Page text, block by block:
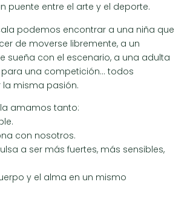
puente entre el arte y el deporte.
podemos encontrar a una niña que
de moverse libremente, a un
sueña con el escenario, a una adulta
una competición… todos
misma pasión.
amamos tanto:
con nosotros.
a ser más fuertes, más sensibles,
y el alma en un mismo